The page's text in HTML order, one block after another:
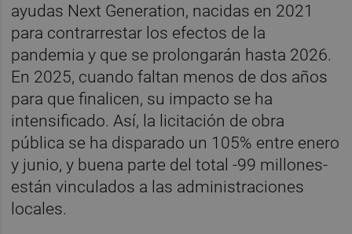
ayudas Next Generation, nacidas en 2021
para contrarrestar los efectos de la
pandemia y que se prolongarán hasta 2026.
En 2025, cuando faltan menos de dos años
para que finalicen, su impacto se ha
intensificado. Así, la licitación de obra
pública se ha disparado un 105% entre enero
y junio, y buena parte del total -99 millones-
están vinculados a las administraciones
locales.